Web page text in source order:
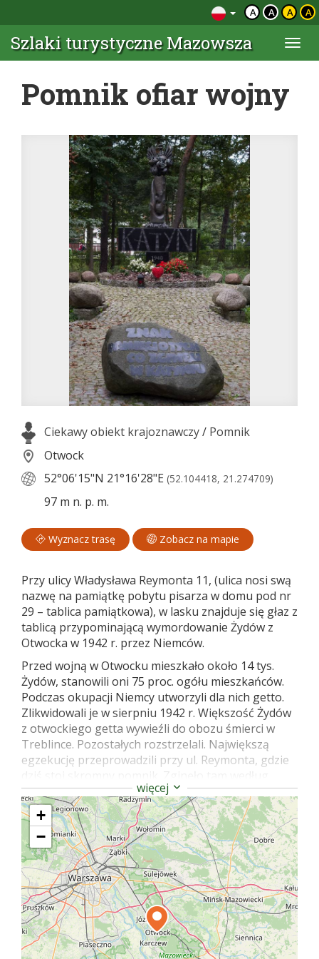
A A A A
Szlaki turystyczne Mazowsza
Pomnik ofiar wojny
Ciekawy obiekt krajoznawczy/ Pomnik
Otwock
52°06'15"N 21°16'28"E (52.104418, 21.274709)
97 m n. p. m.
Wyznacz trasę Zobacz na mapie
Przy ulicy Władysława Reymonta 11, (ulica nosi swą
nazwę na pamiątkę pobytu pisarza w domu pod nr
29 – tablica pamiątkowa), w lasku znajduje się głaz z
tablicą przypominającą wymordowanie Żydów z
Otwocka w 1942 r. przez Niemców.
Przed wojną w Otwocku mieszkało około 14 tys.
Żydów, stanowili oni 75 proc. ogółu mieszkańców.
Podczas okupacji Niemcy utworzyli dla nich getto.
Zlikwidowali je w sierpniu 1942 r. Większość Żydów
z otwockiego getta wywieźli do obozu śmierci w
Treblince. Pozostałych rozstrzelali. Największą
egzekucję przeprowadzili przy ul. Reymonta, gdzie
różnych szacunków od 1.500 do 3.000 osób.
Zabitych Niemcy zakopali w dołach wzdłuż ulicy. Nie
jest pewne, czy ciała zamordowanych zostały stąd
ekshumowane.
Inny pomnik upamiętniający ofiary II wojny
światowej znajduje się przy ulicy Karczewskiej
40/42. Jest to skromny betonowy obelisk z krzyżem
i tablicą. 20 listopada 1943 r. oprawcy z SS i policji
rozstrzelali w tym miejscu 20 Polaków za
„posiadanie broni i udział w nielegalnych
organizacjach”. Przywieziono ich z Pawiaka. Był to
więcej
+
−